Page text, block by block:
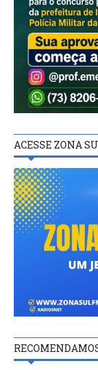
ACESSE ZONA